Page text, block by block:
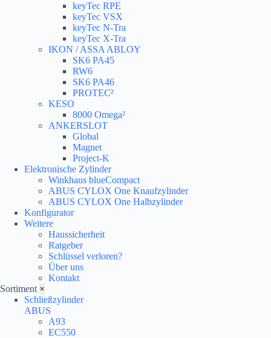
keyTec RPE
keyTec VSX
keyTec N-Tra
keyTec X-Tra
IKON / ASSA ABLOY
SK6 PA45
RW6
SK6 PA46
PROTEC²
KESO
8000 Omega²
ANKERSLOT
Global
Magnet
Project-K
Elektronische Zylinder
Winkhaus blueCompact
ABUS CYLOX One Knaufzylinder
ABUS CYLOX One Halbzylinder
Konfigurator
Weitere
Haussicherheit
Ratgeber
Schlüssel verloren?
Über uns
Kontakt
Sortiment ×
Schließzylinder
ABUS
A93
EC550